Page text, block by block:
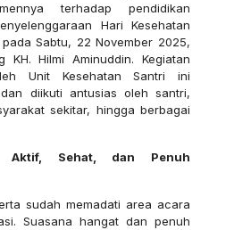
terhadap pendidikan
Hari Kesehatan
Sabtu, 22 November 2025,
KH. Hilmi Aminuddin. Kegiatan
Unit Kesehatan Santri ini
diikuti antusias oleh santri,
sekitar, hingga berbagai
Aktif, Sehat, dan Penuh
sudah memadati area acara
Suasana hangat dan penuh